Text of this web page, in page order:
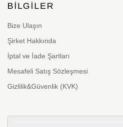
BILGILER
Bize Ulaşın
Şirket Hakkında
İptal ve İade Şartları
Mesafeli Satış Sözleşmesi
Gizlilik&Güvenlik (KVK)